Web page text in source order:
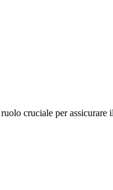
cruciale per assicurare